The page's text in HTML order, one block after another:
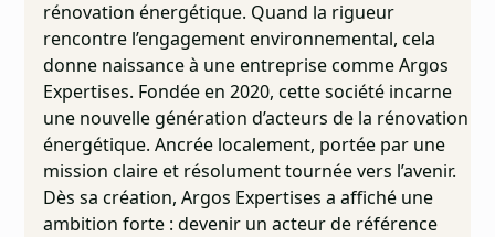
rénovation énergétique. Quand la rigueur
rencontre l’engagement environnemental, cela
donne naissance à une entreprise comme Argos
Expertises. Fondée en 2020, cette société incarne
une nouvelle génération d’acteurs de la rénovation
énergétique. Ancrée localement, portée par une
mission claire et résolument tournée vers l’avenir.
Dès sa création, Argos Expertises a affiché une
ambition forte : devenir un acteur de référence